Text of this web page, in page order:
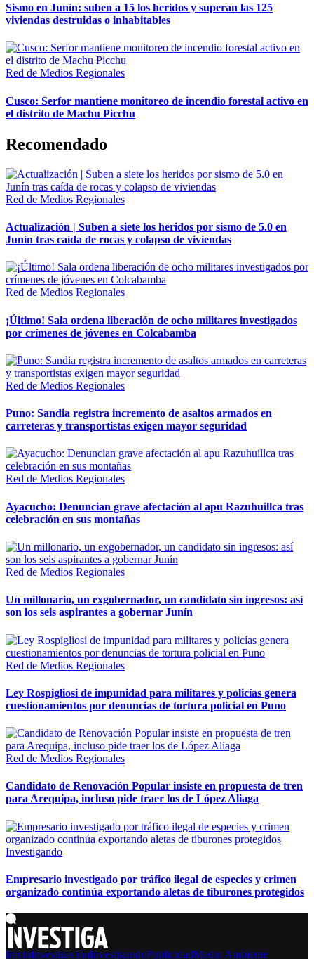
Sismo en Junín: suben a 15 los heridos y superan las 125
viviendas destruidas o inhabitables
Red de Medios Regionales
Cusco: Serfor mantiene monitoreo de incendio forestal activo en
el distrito de Machu Picchu
Recomendado
Red de Medios Regionales
Actualización | Suben a siete los heridos por sismo de 5.0 en
Junín tras caída de rocas y colapso de viviendas
Red de Medios Regionales
¡Último! Sala ordena liberación de ocho militares investigados
por crímenes de jóvenes en Colcabamba
Red de Medios Regionales
Puno: Sandia registra incremento de asaltos armados en
carreteras y transportistas exigen mayor seguridad
Red de Medios Regionales
Ayacucho: Denuncian grave afectación al apu Razuhuillca tras
celebración en sus montañas
Red de Medios Regionales
Un millonario, un exgobernador, un candidato sin ingresos: así
son los seis aspirantes a gobernar Junín
Red de Medios Regionales
Ley Rospigliosi de impunidad para militares y policías genera
cuestionamientos por denuncias de tortura policial en Puno
Red de Medios Regionales
Candidato de Renovación Popular insiste en propuesta de tren
para Arequipa, incluso pide traer los de López Aliaga
Investigando
Empresario investigado por tráfico ilegal de especies y crimen
organizado continúa exportando aletas de tiburones protegidos
InicioInvestigaciónInvestigandoPublicidadMedio Ambiente